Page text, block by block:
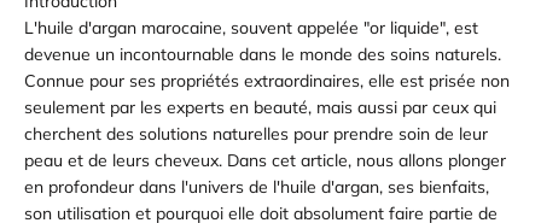
L'huile d'argan marocaine, souvent appelée "or liquide", est
devenue un incontournable dans le monde des soins naturels.
Connue pour ses propriétés extraordinaires, elle est prisée non
seulement par les experts en beauté, mais aussi par ceux qui
cherchent des solutions naturelles pour prendre soin de leur
peau et de leurs cheveux. Dans cet article, nous allons plonger
en profondeur dans l'univers de l'huile d'argan, ses bienfaits,
son utilisation et pourquoi elle doit absolument faire partie de